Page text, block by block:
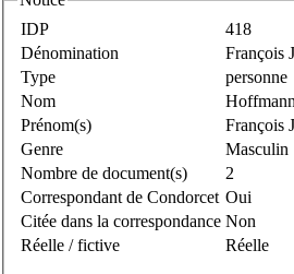
IDP
418
Dénomination
François
Type
personne
Nom
Prénom(s)
François
Genre
Masculin
Nombre de document(s)
2
Correspondant de Condorcet Oui
Citée dans la correspondance Non
Réelle / fictive
Réelle